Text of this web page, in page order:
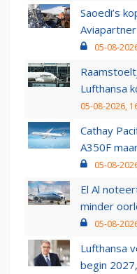
Saoedi’s
05-08-
Lufthansa
05-08-2026,
Cathay
A350F
05-08-
El Al
minder
05-08-
Lufthansa
begin